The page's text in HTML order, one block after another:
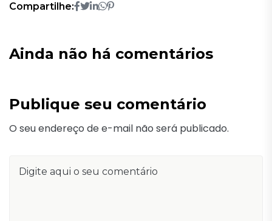
Compartilhe:
Ainda não há comentários
Publique seu comentário
O seu endereço de e-mail não será publicado.